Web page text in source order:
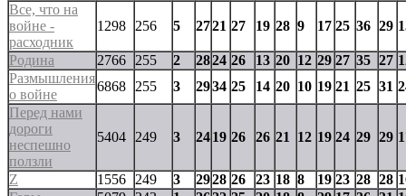
Все, что на
войне -
расходник
1298 256 5 2721 27 19 28 9 17 25 36 29
Родина 2766 255 2 2824 26 13 20 12 29 27 35 27
Размышления
о войне
6868 255 3 2934 25 14 20 10 19 21 25 31
Перед нами
дороги
неспешно
ползли
5404 249 3 2419 26 26 21 12 19 24 29 29
Z 1556 249 3 2928 26 23 18 8 19 23 28 28